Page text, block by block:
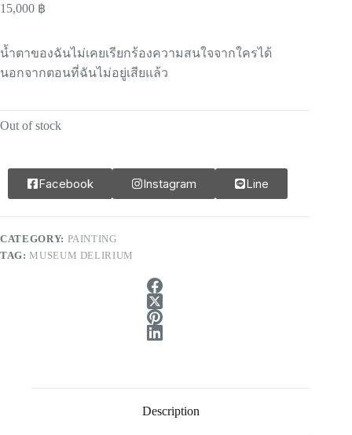
15,000 ฿
น้ำตาของฉันไม่เคยเรียกร้องความสนใจจากใครได้
นอกจากตอนที่ฉันไม่อยู่เสียแล้ว
Out of stock
Facebook Instagram Line
CATEGORY: PAINTING
TAG:MUSEUM DELIRIUM
Description